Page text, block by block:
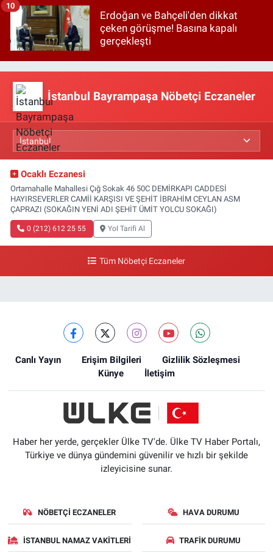
Erdoğan ve Bahçeli'den dikkat
çeken görüşme! Basına kapalı
gerçekleşti
10
İstanbul Bayrampaşa Nöbetçi Eczaneler
Ocaklı Eczanesi
Ortamahalle Mahallesi Çığ Sokak 46 50C DEMİRKAPI CADDESİ
HAYIRSEVERLER CAMİİ KARŞISI VE ŞEHİT İBRAHİM CEYLAN ASM
ÇAPRAZI (SOKAĞIN YENİ ADI ŞEHİT ÜMİT YOLCU SOKAĞI)
0 (212) 612 25 55 Yol Tarifi Al
Tüm Nöbetçi Eczaneler
Canlı Yayın Erişim Bilgileri
Gizlilik Sözleşmesi
Künye
İletişim
Haber her yerde, gerçekler Ülke TV'de. Ülke TV Haber Portalı,
Türkiye ve dünya gündemini güvenilir ve hızlı bir şekilde
izleyicisine sunar.
NÖBETÇI ECZANELER HAVA DURUMU
İSTANBUL NAMAZ VAKITLERI TRAFIK DURUMU